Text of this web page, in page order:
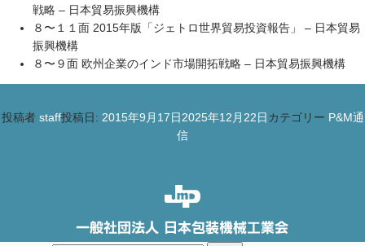
戦略 – 日本貿易振興機構
８〜１１面 2015年版「ジェトロ世界貿易投資報告」 – 日本貿易
振興機構
８〜９面 欧州企業のインド市場開拓戦略 – 日本貿易振興機構
投稿者 staff投稿日: 2015年9月17日2025年12月22日 カテゴリー P&M通
信